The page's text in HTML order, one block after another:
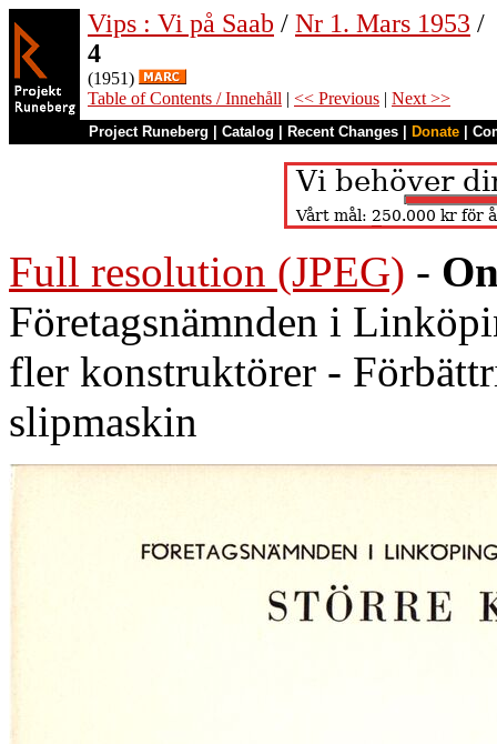
Vips : Vi på Saab / Nr 1. Mars 1953 /
4
(1951)
Table of Contents / Innehåll | << Previous | Next >>
Project Runeberg Catalog Recent Changes Donate
Full resolution (JPEG) -
Företagsnämnden i
fler konstruktörer -
slipmaskin